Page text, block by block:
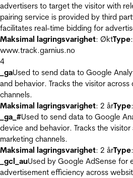
advertisers to target the visitor with
pairing service is provided by third
facilitates real-time bidding for
Maksimal lagringsvarighet: ØktType
www.track.garnius.no
4
_gaUsed to send data to Google
and behavior. Tracks the visitor
channels.
Maksimal lagringsvarighet: 2 årType
_ga_#Used to send data to Google
device and behavior. Tracks the
marketing channels.
Maksimal lagringsvarighet: 2 årType
_gcl_auUsed by Google AdSense for
advertisement efficiency across